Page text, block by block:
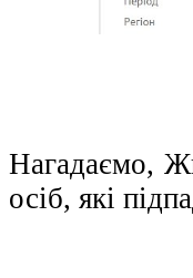
Нагадаємо,
осіб, які